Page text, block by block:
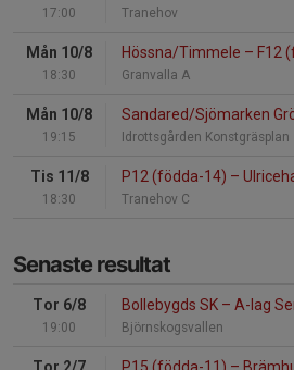
17:00 Tranehov
Mån 10/8
18:30
Hössna/Timmele – F12
Granvalla A
Mån 10/8
19:15
Sandared/Sjömarken
Idrottsgården Konstgräsplan
Tis 11/8
18:30
P12 (födda-14) –
Tranehov C
Senaste resultat
Tor 6/8
19:00
Bollebygds SK – A-lag
Björnskogsvallen